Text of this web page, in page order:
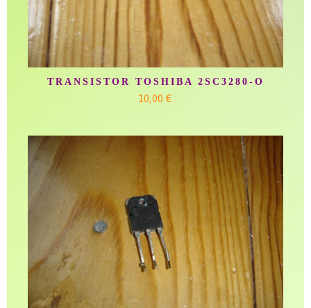
TRANSISTOR TOSHIBA 2SC3280-O
10,00 €